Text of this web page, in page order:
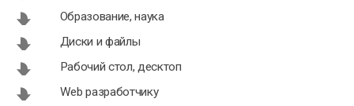
Образование, наука
Диски и файлы
Рабочий стол, десктоп
Web разработчику